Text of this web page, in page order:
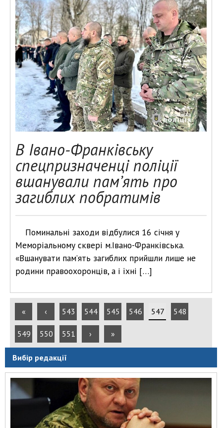
В Івано-Франківську
спецпризначенці поліції
вшанували пам’ять про
загиблих побратимів
Поминальні заходи відбулися 16 січня у
Меморіальному сквері м.Івано-Франківська.
«Вшанувати пам’ять загиблих прийшли лише не
родини правоохоронців, а і їхні […]
« ‹ 543 544 545 546 547 548
549 550 551 › »
Вибір редакції